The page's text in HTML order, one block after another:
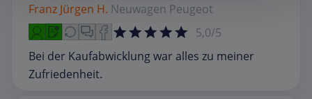
Franz Jürgen H. Neuwagen Peugeot
5,0/5
Bei der Kaufabwicklung war alles zu meiner
Zufriedenheit.